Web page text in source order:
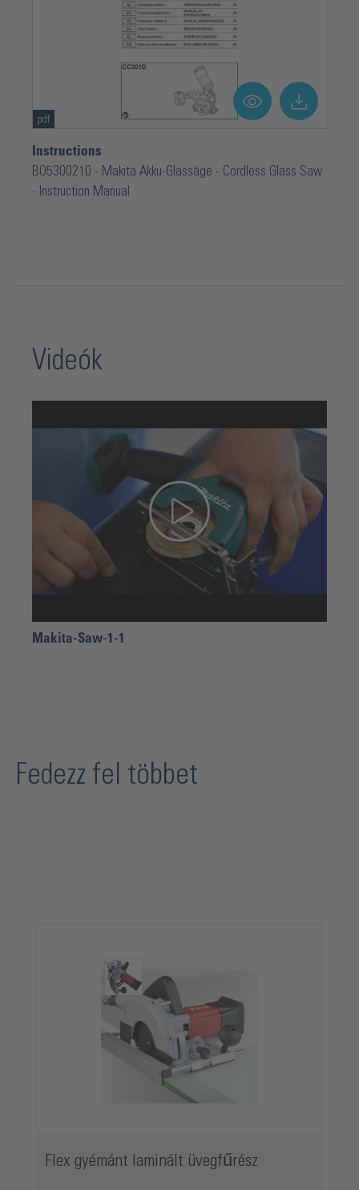
pdf
Instructions
BO5300210 - Makita Akku-Glassäge - Cordless Glass Saw
- Instruction Manual
Videók
Makita-Saw-1-1
Fedezz fel többet
Flex gyémánt laminált üvegfűrész